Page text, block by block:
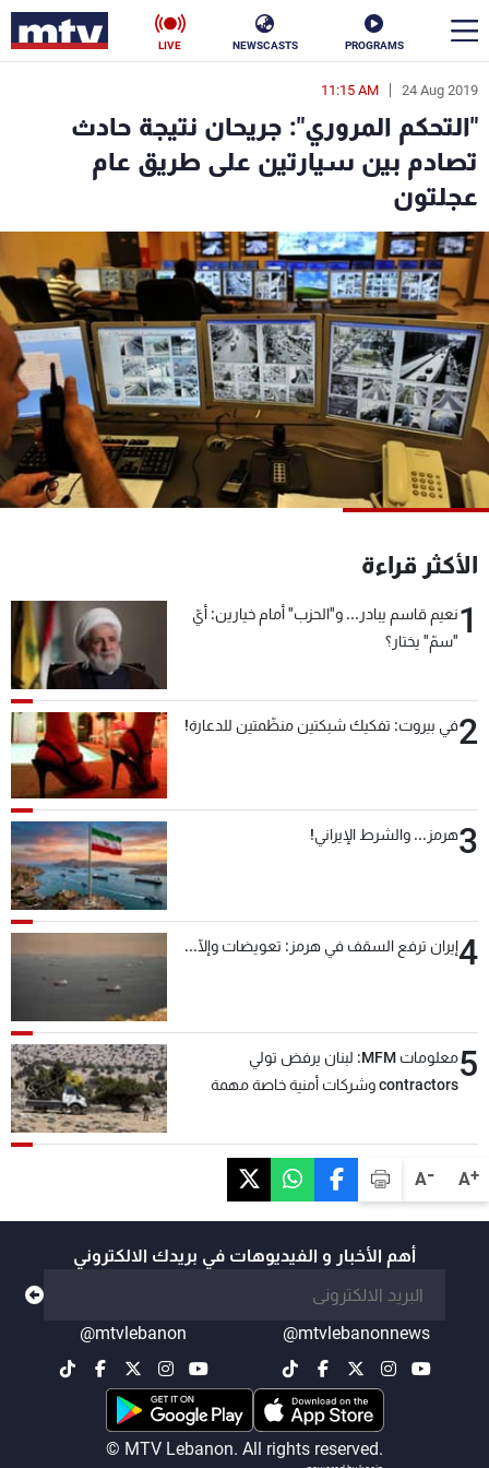
PROGRAMS
NEWSCASTS
LIVE
A+
A-
24 Aug 2019
11:15 AM
"التحكم المروري": جريحان نتيجة حادث
تصادم بين سيارتين على طريق عام
عجلتون
الأكثر قراءة
1نعيم قاسم يبادر... و"الحزب" أمام خيارين: أيّ
"سمّ" يختار؟
2في بيروت: تفكيك شبكتين منظّمتين للدعارة!
3هرمز... والشرط الإيراني!
4إيران ترفع السقف في هرمز: تعويضات وإلّا...
5
معلومات MFM: لبنان يرفض تولي
contractors وشركات أمنية خاصة مهمة
أهم الأخبار و الفيديوهات في بريدك الالكتروني
@mtvlebanonnews
@mtvlebanon
© MTV Lebanon. All rights reserved.
en
الأخبار
سياسة
إقتصاد فن
منوعات رياضة
كأس العالم
البرامج
جدول البرامج
شاهد البرامج
عن MTV
الإنـتـاج
وظائف
سياسة الخصوصية